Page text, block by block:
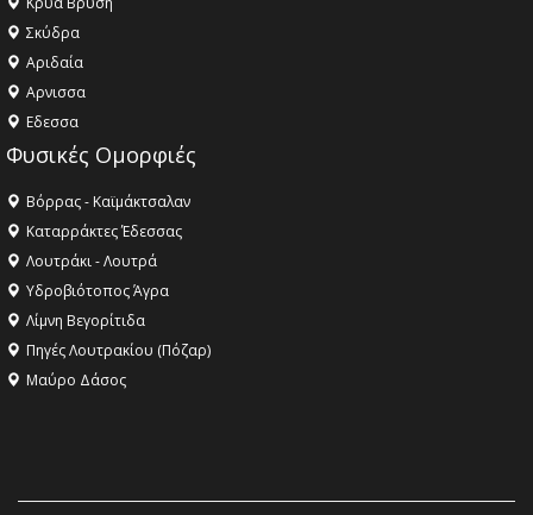
Σκύδρα
Αριδαία
Aρνισσα
Eδεσσα
Φυσικές Ομορφιές
Βόρρας - Καϊμάκτσαλαν
Καταρράκτες Έδεσσας
Λουτράκι - Λουτρά
Υδροβιότοπος Άγρα
Λίμνη Βεγορίτιδα
Πηγές Λουτρακίου (Πόζαρ)
Μαύρο Δάσος